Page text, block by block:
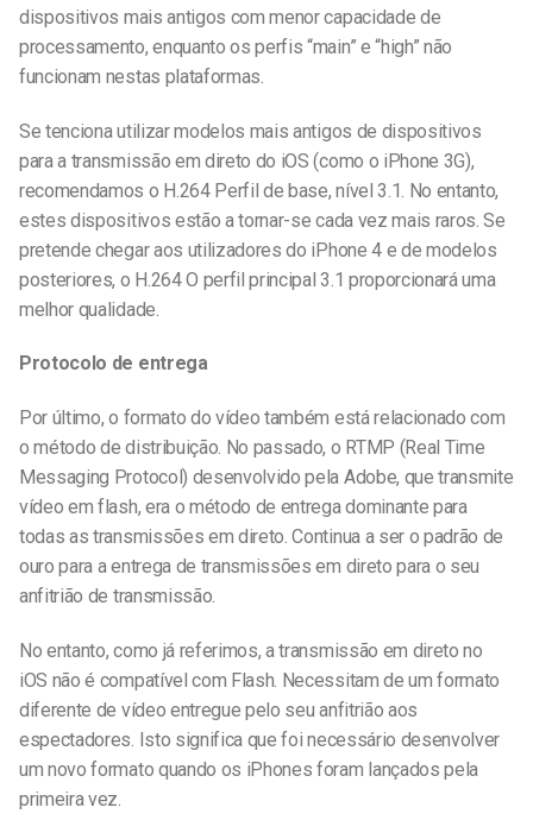
dispositivos mais antigos com menor capacidade de
processamento, enquanto os perfis “main” e “high” não
funcionam nestas plataformas.
Se tenciona utilizar modelos mais antigos de dispositivos
para a transmissão em direto do iOS (como o iPhone 3G),
recomendamos o H.264 Perfil de base, nível 3.1. No entanto,
estes dispositivos estão a tornar-se cada vez mais raros. Se
pretende chegar aos utilizadores do iPhone 4 e de modelos
posteriores, o H.264 O perfil principal 3.1 proporcionará uma
melhor qualidade.
Protocolo de entrega
Por último, o formato do vídeo também está relacionado com
o método de distribuição. No passado, o RTMP (Real Time
Messaging Protocol) desenvolvido pela Adobe, que transmite
vídeo em flash, era o método de entrega dominante para
todas as transmissões em direto. Continua a ser o padrão de
ouro para a entrega de transmissões em direto para o seu
anfitrião de transmissão.
No entanto, como já referimos, a transmissão em direto no
iOS não é compatível com Flash. Necessitam de um formato
diferente de vídeo entregue pelo seu anfitrião aos
espectadores. Isto significa que foi necessário desenvolver
um novo formato quando os iPhones foram lançados pela
primeira vez.